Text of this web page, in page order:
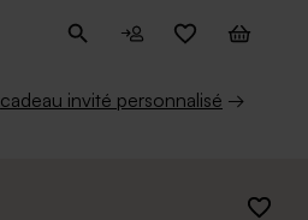
cadeau invité personnalisé →